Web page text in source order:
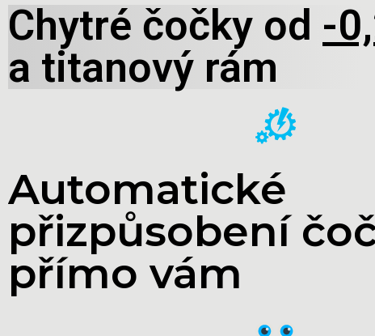
Chytré čočky od -
a titanový rám
Automatické
přizpůsobení
přímo vám